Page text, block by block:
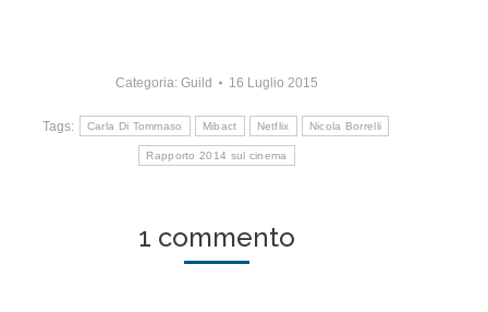
Categoria: Guild 16 Luglio 2015
Tags: Carla Di Tommaso Mibact Netflix Nicola Borrelli
Rapporto 2014 sul cinema
1 commento